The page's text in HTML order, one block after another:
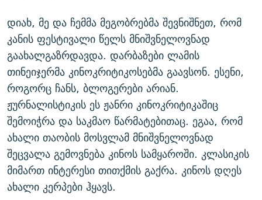
დიახ, მე და ჩემმა მეგობრებმა შევნიშნეთ, რომ
კანის ფესტივალი წელს მნიშვნელოვნად
გაახალგაზრდავდა. დარბაზები ლამის
თინეიჯერმა კინოკრიტიკოსებმა გაავსონ. ესენი,
როგორც ჩანს, ბლოგერები არიან.
ჟურნალისტიკის ეს ჟანრი კინოკრიტიკაშიც
შემოიჭრა და საკმაო წარმატებითაც. ეგაა, რომ
ახალი თაობის მოსვლამ მნიშვნელოვნად
შეცვალა გემოვნება კინოს სამყაროში. კლასიკის
მიმართ ინტერესი თითქმის გაქრა. კინოს დღეს
ახალი კერპები ჰყავს.